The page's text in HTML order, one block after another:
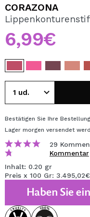
Durch die Erstellung
können Sie Ihre
einsehen.
CORAZONA
6,99€
Bestätigen Sie Ihre
Lager morgen versendet
29
Kommentar
Inhalt: 0.20 gr
Preis x 100 Gr: 3.495,02€
Haben Sie